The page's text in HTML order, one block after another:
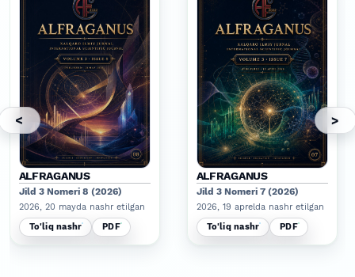
<
ALFRAGANUS
Jild 3 Nomeri 8 (2026)
2026, 20 mayda nashr etilgan
To'liq nashr
PDF
ALFRAGANUS
Jild 3 Nomeri 7 (2026)
2026, 19 aprelda nashr etilgan
To'liq nashr
PDF
>